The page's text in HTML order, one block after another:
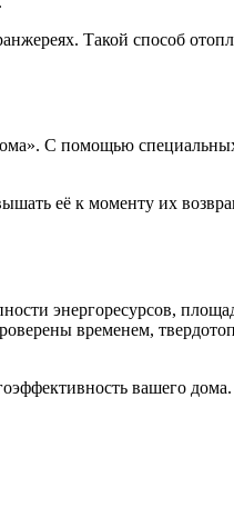
Такой способ
С помощью
её к моменту их
энергоресурсов,
временем,
вашего